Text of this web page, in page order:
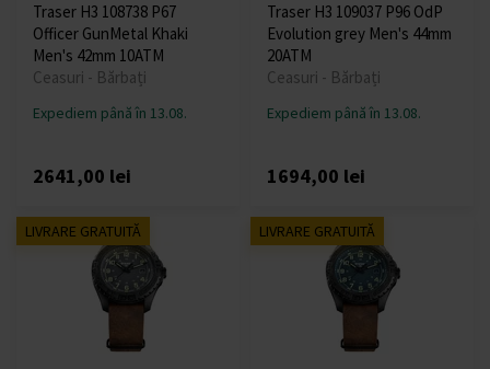
Traser H3 108738 P67
Officer GunMetal Khaki
Men's 42mm 10ATM
Ceasuri - Bărbați
Expediem până în 13.08.
2641,00 lei
Traser H3 109037 P96 OdP
Evolution grey Men's 44mm
20ATM
Ceasuri - Bărbați
Expediem până în 13.08.
1694,00 lei
LIVRARE GRATUITĂ LIVRARE GRATUITĂ